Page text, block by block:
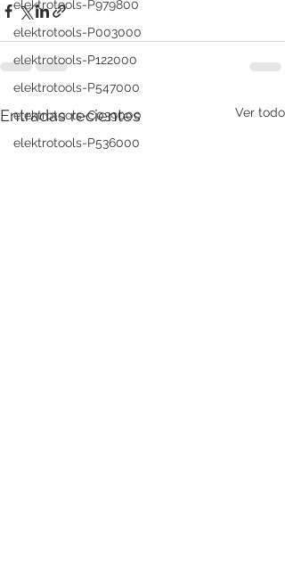
elektrotools-P979800
elektrotools-P003000
elektrotools-P122000
elektrotools-P547000
elektrotools-C039000
elektrotools-P536000
Entradas recientes Ver todo